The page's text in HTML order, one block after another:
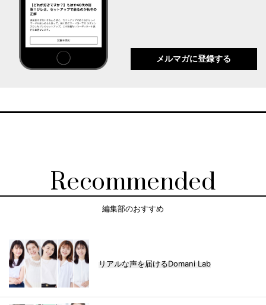
メルマガに登録する
Recommended
編集部のおすすめ
リアルな声を届けるDomani Lab